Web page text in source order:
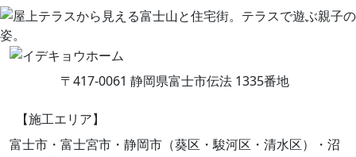
〒417-0061 静岡県富士市伝法 1335番地
【施工エリア】
富士市・富士宮市・静岡市（葵区・駿河区・清水区）・沼